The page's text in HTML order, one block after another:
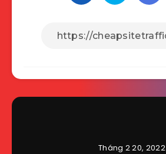
Tháng 2 20, 2022